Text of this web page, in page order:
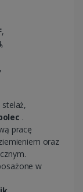
,
,
,
.
pracę
oraz
w